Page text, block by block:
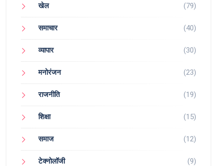
खेल (79)
समाचार (40)
व्यापार (30)
मनोरंजन (23)
राजनीति (19)
शिक्षा (15)
समाज (12)
टेक्नोलॉजी (9)